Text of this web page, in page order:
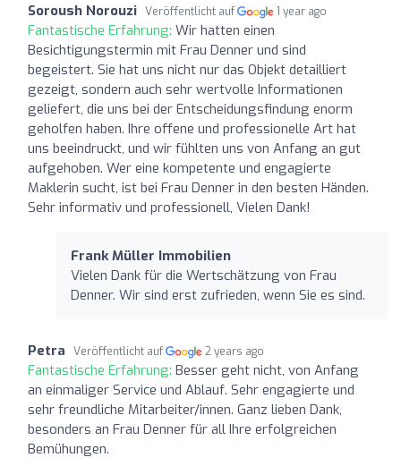
Soroush Norouzi Veröffentlicht auf 1 year ago
Fantastische Erfahrung: Wir hatten einen
Besichtigungstermin mit Frau Denner und sind
begeistert. Sie hat uns nicht nur das Objekt detailliert
gezeigt, sondern auch sehr wertvolle Informationen
geliefert, die uns bei der Entscheidungsfindung enorm
geholfen haben. Ihre offene und professionelle Art hat
uns beeindruckt, und wir fühlten uns von Anfang an gut
aufgehoben. Wer eine kompetente und engagierte
Maklerin sucht, ist bei Frau Denner in den besten Händen.
Sehr informativ und professionell, Vielen Dank!
Frank Müller Immobilien
Vielen Dank für die Wertschätzung von Frau
Denner. Wir sind erst zufrieden, wenn Sie es sind.
Petra Veröffentlicht auf 2 years ago
Fantastische Erfahrung: Besser geht nicht, von Anfang
an einmaliger Service und Ablauf. Sehr engagierte und
sehr freundliche Mitarbeiter/innen. Ganz lieben Dank,
besonders an Frau Denner für all Ihre erfolgreichen
Bemühungen.